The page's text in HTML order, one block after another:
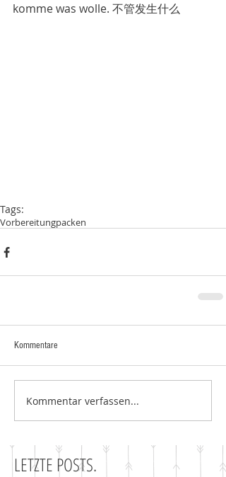
komme was wolle. 不管发生什么
Tags:
Vorbereitungpacken
Kommentare
Kommentar verfassen...
LETZTE POSTS.